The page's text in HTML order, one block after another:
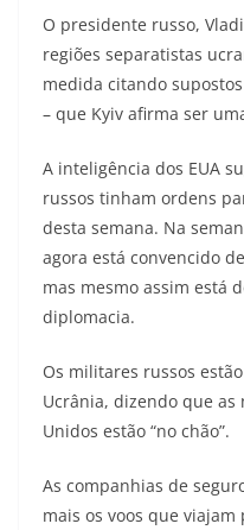
O presidente russo,
regiões separatistas
medida citando
– que Kyiv afirma ser
A inteligência dos EUA
russos tinham ordens
desta semana. Na
agora está convencido
mas mesmo assim está
diplomacia.
Os militares russos
Ucrânia, dizendo que as
Unidos estão “no chão”.
As companhias de
mais os voos que